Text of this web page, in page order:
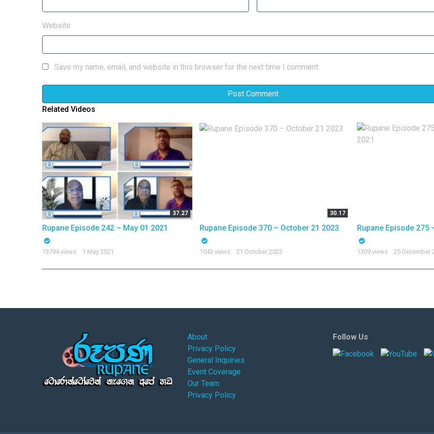
Website
Save my name, email, and website in this browser for the next time I comment.
Related Videos
37.27
Rupane Episode 242 – May 01 2021
13794 views 1 May 2021
30.17
Rupane Episode 370 – October 21 2023
1043 views 21 October 2023
Rupane Episode 275
1309 views 25 December
About
Privacy Policy
General Inquiries
Event Coverage
Our Team
Privacy Policy
Follow Us